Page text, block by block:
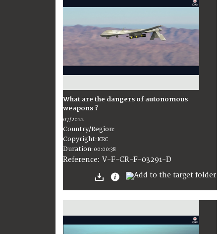
What are the dangers of autonomous
weapons ?
07/2022
Country/Region:
Copyright:ICRC
Duration: 00:00:38
Reference: V-F-CR-F-03291-D